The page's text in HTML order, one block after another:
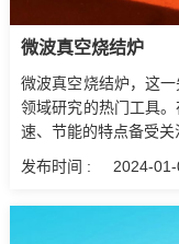
微波真空烧结炉
微波真空烧结炉，这
领域研究的热门工具
速、节能的特点备受关
发布时间 :
2024-